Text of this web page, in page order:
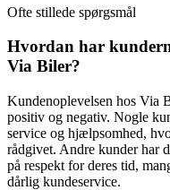
Ofte stillede spørgsmål
Hvordan har
Via Biler?
Kundenoplevelsen hos Via
positiv og negativ. Nogle
service og hjælpsomhed,
rådgivet. Andre kunder har
på respekt for deres tid,
dårlig kundeservice.